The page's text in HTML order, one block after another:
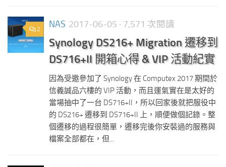
2 NAS 2017-06-05 · 7,571 次閱讀
Synology DS216+ Migration 遷移到
DS716+II 開箱心得 & VIP 活動紀實
因為受邀參加了 Synology 在 Computex 2017 期間於
信義誠品六樓的 VIP 活動，而且運氣實在是太好的
當場抽中了一台 DS716+II，所以回家後就把服役中
的 DS216+ 遷移到 DS716+II 上，順便做個記錄。整
個遷移的過程很簡單，遷移完後你安裝過的服務與
檔案全部都在，但...